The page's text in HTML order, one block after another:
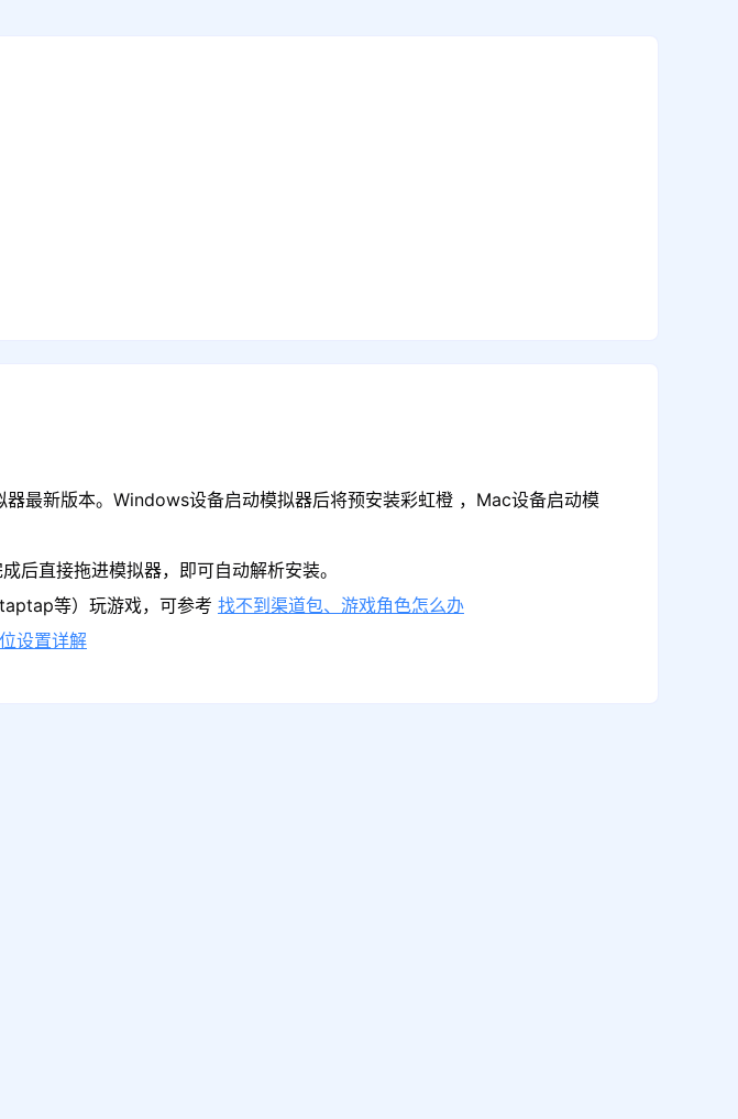
最新版本。Windows设备启动模拟器后将预安装彩虹橙 ，Mac设备启动模
直接拖进模拟器，即可自动解析安装。
等）玩游戏，可参考 找不到渠道包、游戏角色怎么办
设置详解